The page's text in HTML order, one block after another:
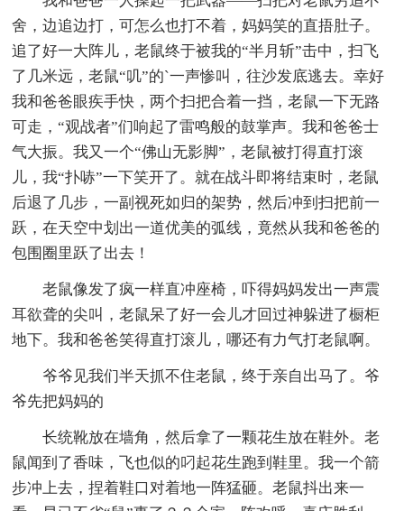
舍，边追边打，可怎么也打不着，妈妈笑的直捂肚子。
追了好一大阵儿，老鼠终于被我的“半月斩”击中，扫飞
了几米远，老鼠“叽”的`一声惨叫，往沙发底逃去。幸好
我和爸爸眼疾手快，两个扫把合着一挡，老鼠一下无路
可走，“观战者”们响起了雷鸣般的鼓掌声。我和爸爸士
气大振。我又一个“佛山无影脚”，老鼠被打得直打滚
儿，我“扑哧”一下笑开了。就在战斗即将结束时，老鼠
后退了几步，一副视死如归的架势，然后冲到扫把前一
跃，在天空中划出一道优美的弧线，竟然从我和爸爸的
包围圈里跃了出去！
老鼠像发了疯一样直冲座椅，吓得妈妈发出一声震
耳欲聋的尖叫，老鼠呆了好一会儿才回过神躲进了橱柜
地下。我和爸爸笑得直打滚儿，哪还有力气打老鼠啊。
爷爷见我们半天抓不住老鼠，终于亲自出马了。爷
爷先把妈妈的
长统靴放在墙角，然后拿了一颗花生放在鞋外。老
鼠闻到了香味，飞也似的叼起花生跑到鞋里。我一个箭
步冲上去，捏着鞋口对着地一阵猛砸。老鼠抖出来一